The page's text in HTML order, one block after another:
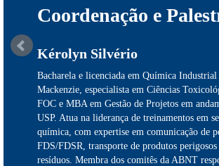
Coordenação e
Kérolyn Silvério
Bacharela e licenciada em Química Industrial
Mackenzie, especialista em Ciências
FOC e MBA em Gestão de Projetos em
USP. Atua na liderança de treinamentos em
química, com expertise em comunicação de
FDS/FDSR, transporte de produtos perigosos
resíduos. Membra dos comitês da ABNT